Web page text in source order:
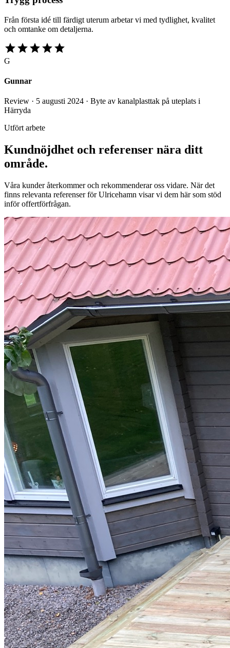
Från första idé till färdigt uterum arbetar vi med tydlighet, kvalitet
och omtanke om detaljerna.
starstarstarstarstar
G
Gunnar
Review · 5 augusti 2024 · Byte av kanalplasttak på uteplats i
Härryda
Utfört arbete
Kundnöjdhet och referenser nära ditt
område.
Våra kunder återkommer och rekommenderar oss vidare. När det
finns relevanta referenser för Ulricehamn visar vi dem här som stöd
inför offertförfrågan.